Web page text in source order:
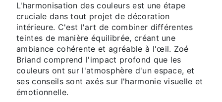
L'harmonisation des couleurs est une étape
cruciale dans tout projet de décoration
intérieure. C'est l'art de combiner différentes
teintes de manière équilibrée, créant une
ambiance cohérente et agréable à l'œil. Zoé
Briand comprend l'impact profond que les
couleurs ont sur l'atmosphère d'un espace, et
ses conseils sont axés sur l'harmonie visuelle et
émotionnelle.